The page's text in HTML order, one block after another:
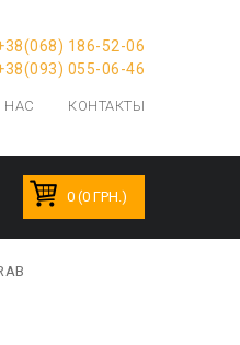
186-52-06
055-06-46
НАС КОНТАКТЫ
0 (0 ГРН.)